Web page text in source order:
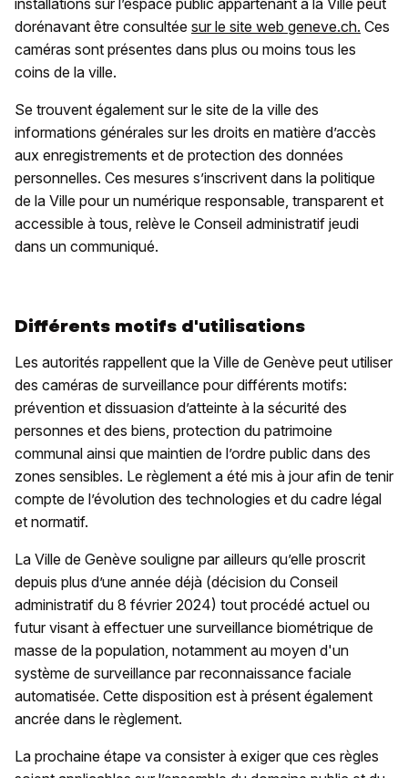
installations sur l’espace public appartenant à la Ville peut
dorénavant être consultée sur le site web geneve.ch. Ces
caméras sont présentes dans plus ou moins tous les
coins de la ville.
Se trouvent également sur le site de la ville des
informations générales sur les droits en matière d’accès
aux enregistrements et de protection des données
personnelles. Ces mesures s’inscrivent dans la politique
de la Ville pour un numérique responsable, transparent et
accessible à tous, relève le Conseil administratif jeudi
dans un communiqué.
Différents motifs d'utilisations
Les autorités rappellent que la Ville de Genève peut utiliser
des caméras de surveillance pour différents motifs:
prévention et dissuasion d’atteinte à la sécurité des
personnes et des biens, protection du patrimoine
communal ainsi que maintien de l’ordre public dans des
zones sensibles. Le règlement a été mis à jour afin de tenir
compte de l’évolution des technologies et du cadre légal
et normatif.
La Ville de Genève souligne par ailleurs qu’elle proscrit
depuis plus d’une année déjà (décision du Conseil
administratif du 8 février 2024) tout procédé actuel ou
futur visant à effectuer une surveillance biométrique de
masse de la population, notamment au moyen d'un
système de surveillance par reconnaissance faciale
automatisée. Cette disposition est à présent également
ancrée dans le règlement.
La prochaine étape va consister à exiger que ces règles